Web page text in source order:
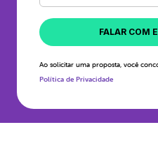
FALAR COM
Ao solicitar uma proposta, você
Política de Privacidade